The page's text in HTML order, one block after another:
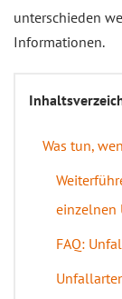
unterschieden
Informationen.
Was tun,
einzelnen
FAQ: